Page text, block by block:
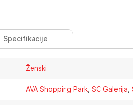
Specifikacije
Ženski
AVA Shopping Park ,SC Galerija ,